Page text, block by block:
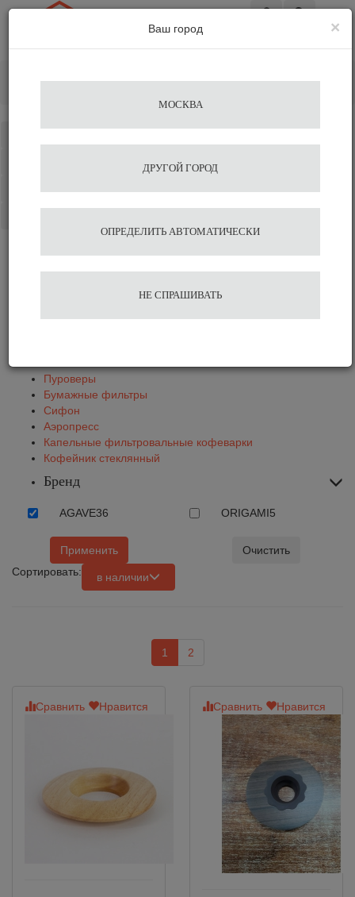
Пуроверы
Бумажные фильтры
Сифон
Аэропресс
Капельные фильтровальные кофеварки
Кофейник стеклянный
Бренд
AGAVE36 ORIGAMI5
Применить
Очистить
Сортировать:
в наличии
1 2
Сравнить Нравится Сравнить Нравится
×
Ваш город
МОСКВА
ДРУГОЙ ГОРОД
ОПРЕДЕЛИТЬ АВТОМАТИЧЕСКИ
НЕ СПРАШИВАТЬ